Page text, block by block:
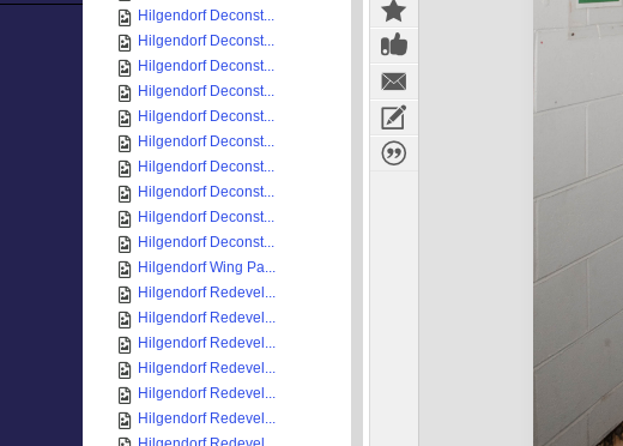
Hilgendorf Deconst...
Hilgendorf Deconst...
Hilgendorf Deconst...
Hilgendorf Deconst...
Hilgendorf Deconst...
Hilgendorf Deconst...
Hilgendorf Deconst...
Hilgendorf Deconst...
Hilgendorf Deconst...
Hilgendorf Deconst...
Hilgendorf Wing Pa...
Hilgendorf Redevel...
Hilgendorf Redevel...
Hilgendorf Redevel...
Hilgendorf Redevel...
Hilgendorf Redevel...
Hilgendorf Redevel...